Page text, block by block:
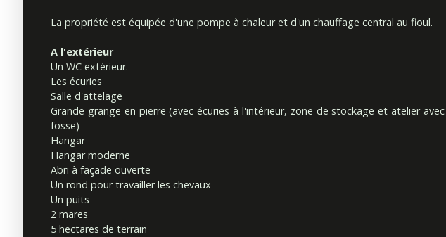
La propriété est équipée d'une pompe à chaleur et d'un chauffage central au fioul.
A l'extérieur
Un WC extérieur.
Les écuries
Salle d'attelage
Grande grange en pierre (avec écuries à l'intérieur, zone de stockage et atelier avec
fosse)
Hangar
Hangar moderne
Abri à façade ouverte
Un rond pour travailler les chevaux
Un puits
2 mares
5 hectares de terrain